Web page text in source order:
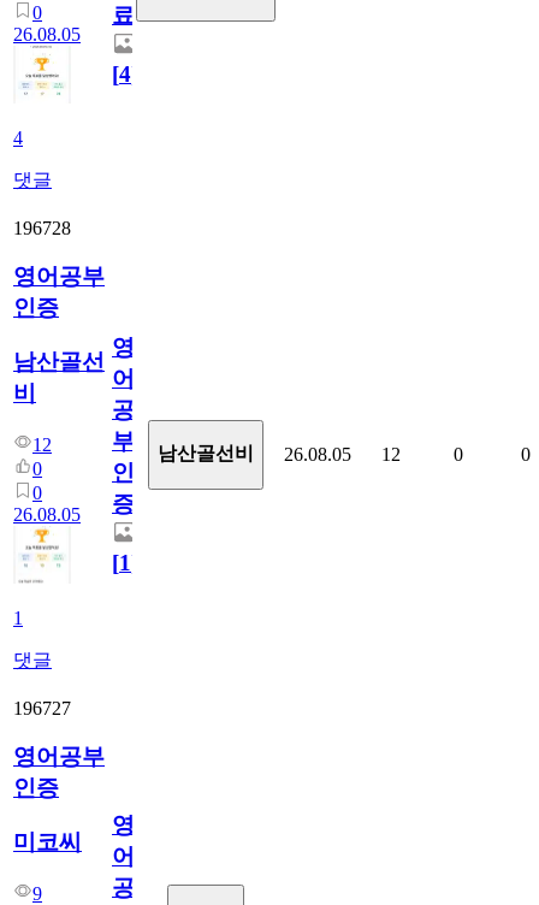
0
26.08.05
4
댓글
료
[4]
196728
영어공부
인증
남산골선
비
12
0
0
26.08.05
1
댓글
영
어
공
부
인
증
[1]
남산골선비 26.08.05 12 0 0
196727
영어공부
인증
미코씨
9
영
어
공